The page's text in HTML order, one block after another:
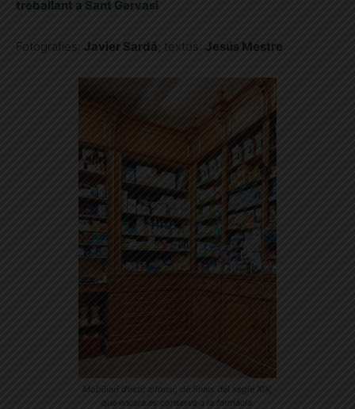
treballant a Sant Gervasi
Fotografies: Javier Sardá; textos: Jesús Mestre
Mobiliari d’estil alfonsí, de finals del segle XIX,
que encara es conserva a la farmàcia.